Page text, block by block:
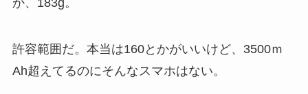
か、183g。
許容範囲だ。本当は160とかがいいけど、3500ｍ
Ah超えてるのにそんなスマホはない。